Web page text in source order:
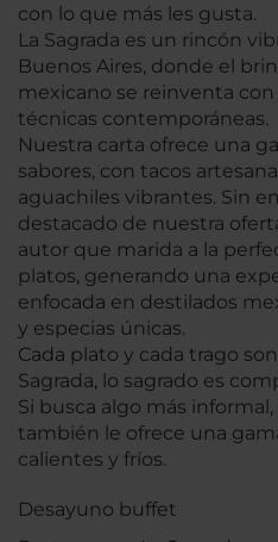
con lo que más les gusta.
La Sagrada es un rincón
Buenos Aires, donde el
mexicano se reinventa
técnicas contemporáneas.
Nuestra carta ofrece una
sabores, con tacos
aguachiles vibrantes. Sin
destacado de nuestra
autor que marida a la
platos, generando una
enfocada en destilados
y especias únicas.
Cada plato y cada trago
Sagrada, lo sagrado es
Si busca algo más
también le ofrece una
calientes y fríos.
Desayuno buffet